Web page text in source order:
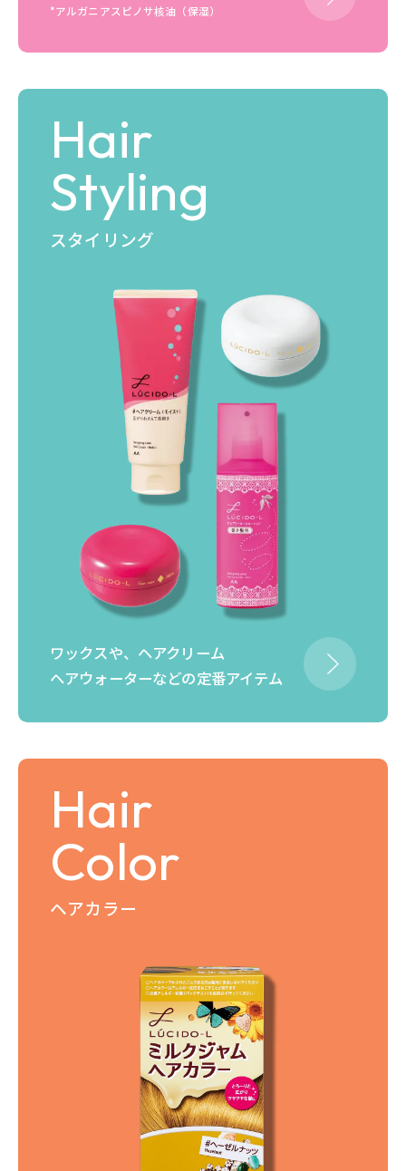
*アルガニアスピノサ核油（保湿）
Hair
Styling
スタイリング
ワックスや、ヘアクリーム
ヘアウォーターなどの定番アイテム
Hair
Color
ヘアカラー